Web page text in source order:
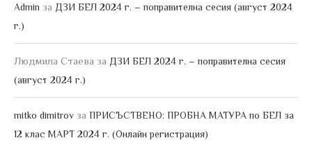
Admin за ДЗИ БЕЛ 2024 г. – поправителна сесия (август 2024
г.)
Людмила Стаева за ДЗИ БЕЛ 2024 г. – поправителна сесия
(август 2024 г.)
mitko dimitrov за ПРИСЪСТВЕНО: ПРОБНА МАТУРА по БЕЛ за
12 клас МАРТ 2024 г. (Онлайн регистрация)